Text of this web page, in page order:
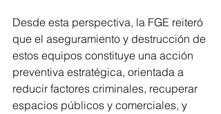
Desde esta perspectiva, la FGE reiteró
que el aseguramiento y destrucción de
estos equipos constituye una acción
preventiva estratégica, orientada a
reducir factores criminales, recuperar
espacios públicos y comerciales, y